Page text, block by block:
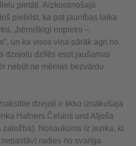
pietāti. Aizkustinošajā
piebilst, ka pat jaunības laika
„bērnišķīgi nopietni –
un ka visos viņa pārāk agri no
dzejoļu dzīlēs esot jaušamas
nebūt ne mēmas bezvārdu
dzejoļi ir tikko iznākušajā
Hafners Čelans und Aljoša
založba). Nosaukums Iz jezika, ki
radies no svarīga